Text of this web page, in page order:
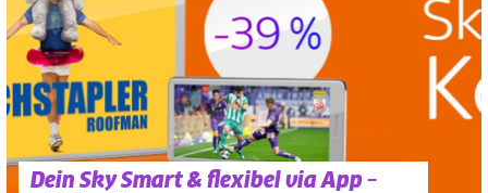
Dein Sky Smart & flexibel via App –